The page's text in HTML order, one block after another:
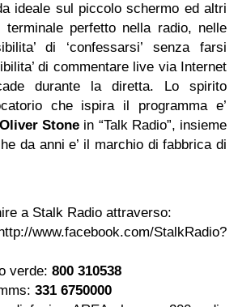
ideale sul piccolo schermo ed altri
perfetto nella radio, nelle
di ‘confessarsi’ senza farsi
di commentare live via Internet
durante la diretta. Lo spirito
che ispira il programma e’
Oliver Stone in “Talk Radio”, insieme
da anni e’ il marchio di fabbrica di
a Stalk Radio attraverso:
StalkRadio?
verde: 800 310538
331 6750000